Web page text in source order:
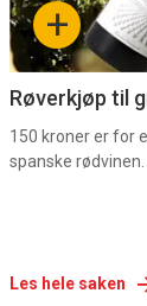
4 +
Røverkjøp til
150 kroner er for
spanske rødvinen.
Les hele saken